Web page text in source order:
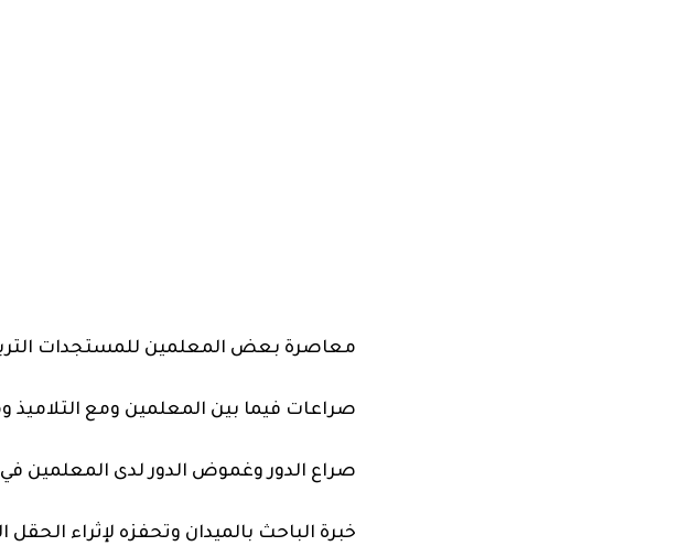
معاصرة بعض المعلمين للمستجدات
صراعات فيما بين المعلمين ومع التلاميذ
صراع الدور وغموض الدور لدى المعلمين
خبرة الباحث بالميدان وتحفزه لإثراء